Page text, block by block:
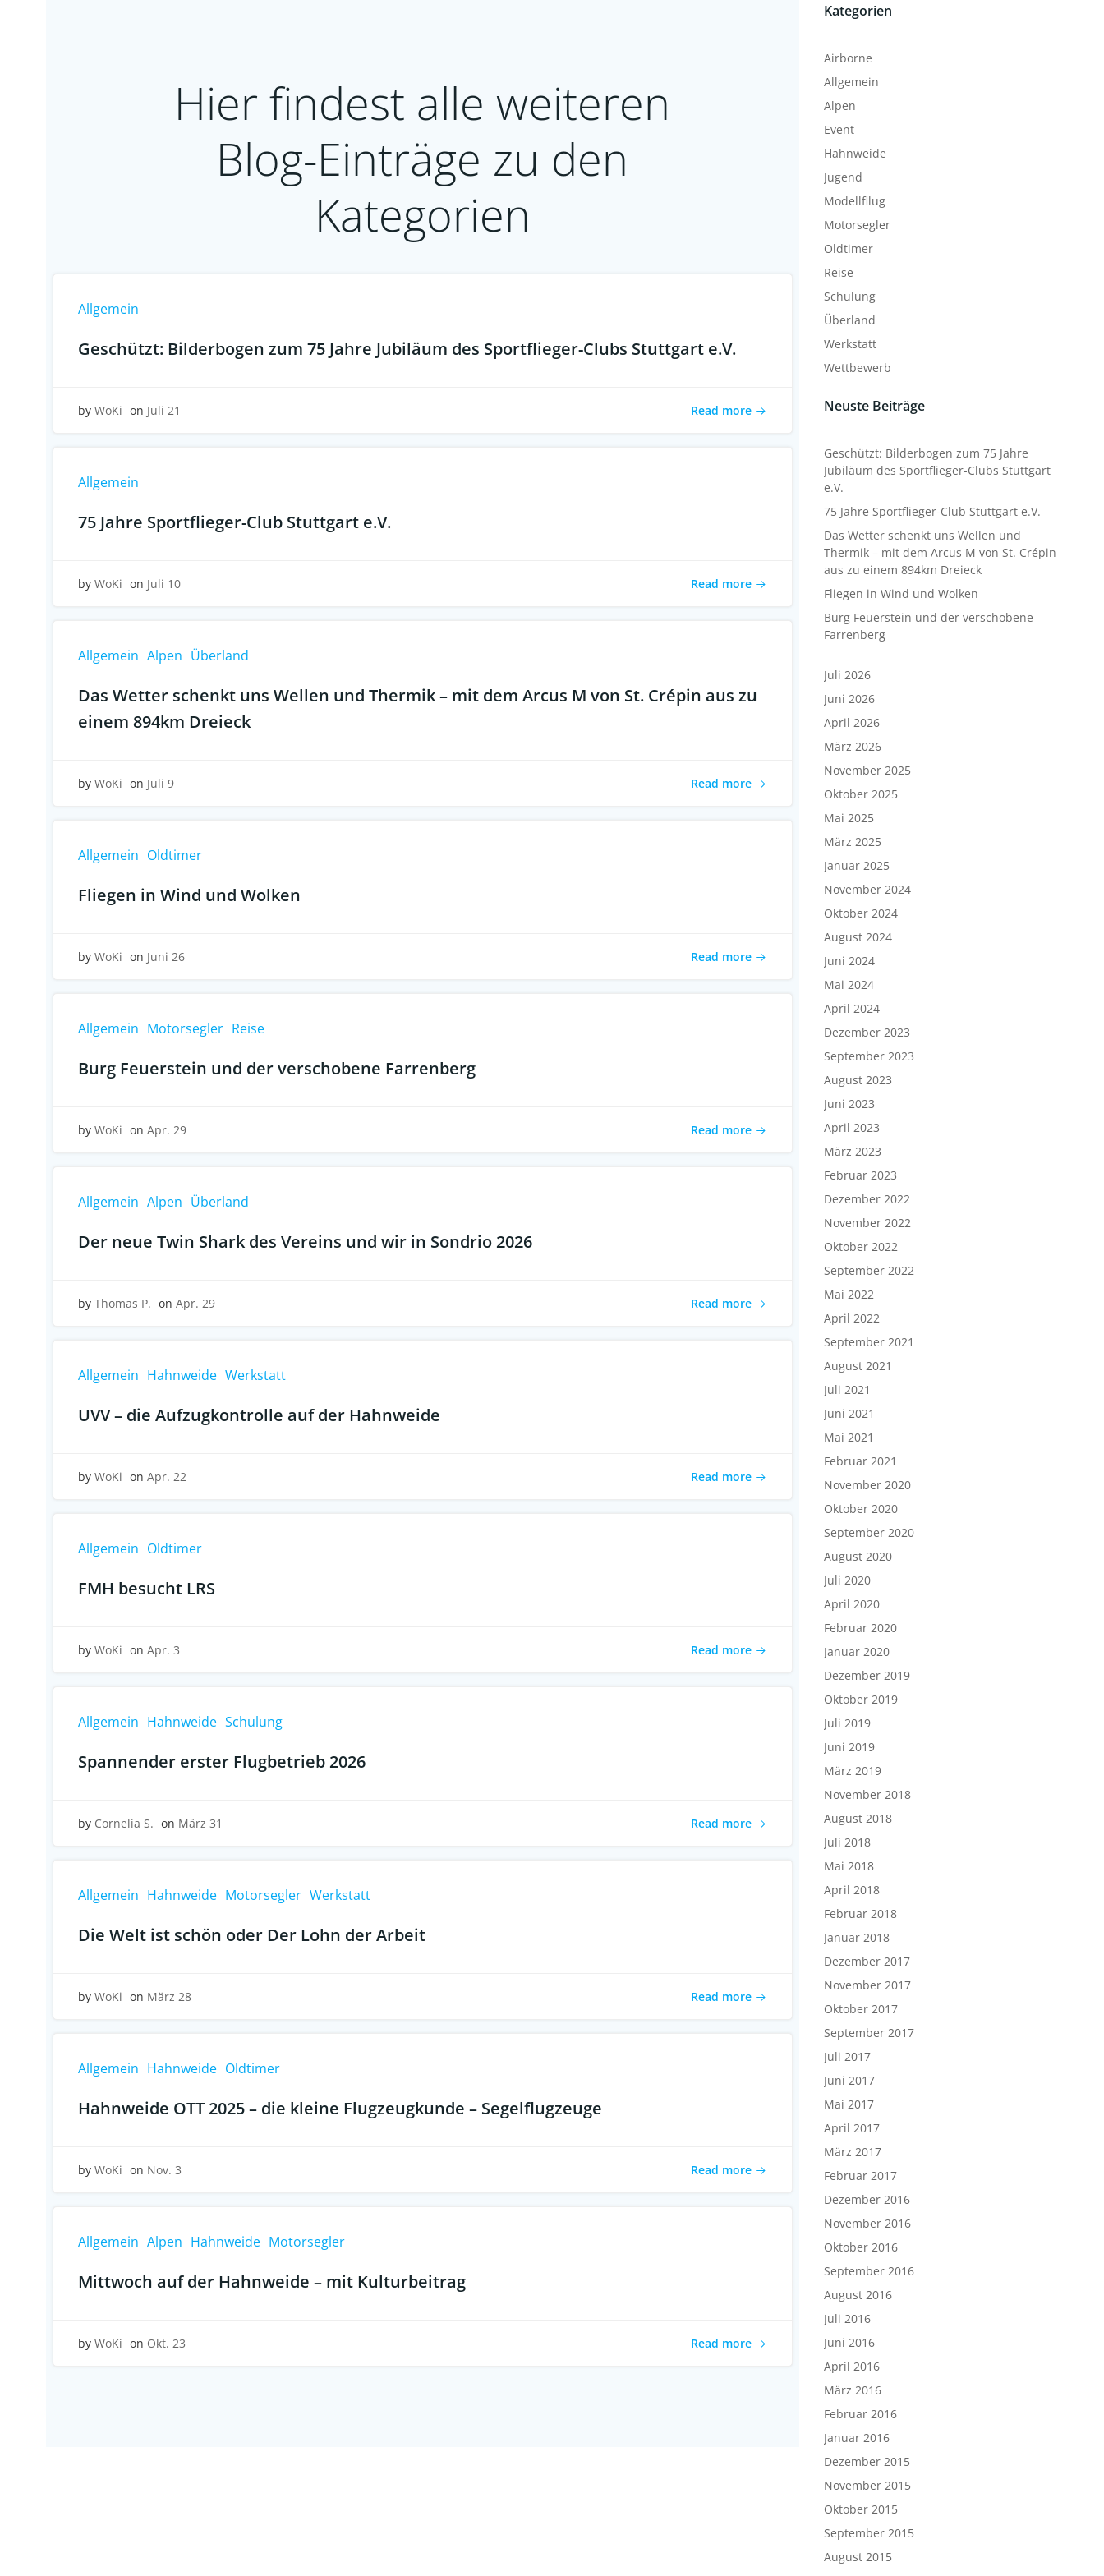
Hier findest alle weiteren
Blog-Einträge zu den
Kategorien
Allgemein
Geschützt: Bilderbogen zum 75 Jahre Jubiläum des Sportflieger-Clubs Stuttgart e.V.
by WoKi on Juli 21 Read more
Allgemein
75 Jahre Sportflieger-Club Stuttgart e.V.
by WoKi on Juli 10 Read more
Allgemein Alpen Überland
Das Wetter schenkt uns Wellen und Thermik – mit dem Arcus M von St. Crépin aus zu
einem 894km Dreieck
by WoKi on Juli 9 Read more
Allgemein Oldtimer
Fliegen in Wind und Wolken
by WoKi on Juni 26 Read more
Allgemein Motorsegler Reise
Burg Feuerstein und der verschobene Farrenberg
by WoKi on Apr. 29 Read more
Allgemein Alpen Überland
Der neue Twin Shark des Vereins und wir in Sondrio 2026
by Thomas P. on Apr. 29 Read more
Allgemein Hahnweide Werkstatt
UVV – die Aufzugkontrolle auf der Hahnweide
by WoKi on Apr. 22 Read more
Allgemein Oldtimer
FMH besucht LRS
by WoKi on Apr. 3 Read more
Allgemein Hahnweide Schulung
Spannender erster Flugbetrieb 2026
by Cornelia S. on März 31 Read more
Allgemein Hahnweide Motorsegler Werkstatt
Die Welt ist schön oder Der Lohn der Arbeit
by WoKi on März 28 Read more
Allgemein Hahnweide Oldtimer
Hahnweide OTT 2025 – die kleine Flugzeugkunde – Segelflugzeuge
by WoKi on Nov. 3 Read more
Allgemein Alpen Hahnweide Motorsegler
Mittwoch auf der Hahnweide – mit Kulturbeitrag
by WoKi on Okt. 23 Read more
Kategorien
Airborne
Allgemein
Alpen
Event
Hahnweide
Jugend
Modellfllug
Motorsegler
Oldtimer
Reise
Schulung
Überland
Werkstatt
Wettbewerb
Neuste Beiträge
Geschützt: Bilderbogen zum 75 Jahre
Jubiläum des Sportflieger-Clubs Stuttgart
e.V.
75 Jahre Sportflieger-Club Stuttgart e.V.
Das Wetter schenkt uns Wellen und
Thermik – mit dem Arcus M von St. Crépin
aus zu einem 894km Dreieck
Fliegen in Wind und Wolken
Burg Feuerstein und der verschobene
Farrenberg
Juli 2026
Juni 2026
April 2026
März 2026
November 2025
Oktober 2025
Mai 2025
März 2025
Januar 2025
November 2024
Oktober 2024
August 2024
Juni 2024
Mai 2024
April 2024
Dezember 2023
September 2023
August 2023
Juni 2023
April 2023
März 2023
Februar 2023
Dezember 2022
November 2022
Oktober 2022
September 2022
Mai 2022
April 2022
September 2021
August 2021
Juli 2021
Juni 2021
Mai 2021
Februar 2021
November 2020
Oktober 2020
September 2020
August 2020
Juli 2020
April 2020
Februar 2020
Januar 2020
Dezember 2019
Oktober 2019
Juli 2019
Juni 2019
März 2019
November 2018
August 2018
Juli 2018
Mai 2018
April 2018
Februar 2018
Januar 2018
Dezember 2017
November 2017
Oktober 2017
September 2017
Juli 2017
Juni 2017
Mai 2017
April 2017
März 2017
Februar 2017
Dezember 2016
November 2016
Oktober 2016
September 2016
August 2016
Juli 2016
Juni 2016
April 2016
März 2016
Februar 2016
Januar 2016
Dezember 2015
November 2015
Oktober 2015
September 2015
August 2015